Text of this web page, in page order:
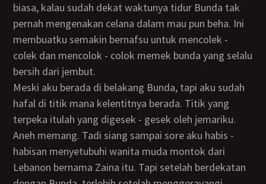
biasa, kalau sudah dekat waktunya tidur Bunda tak
pernah mengenakan celana dalam mau pun beha. Ini
membuatku semakin bernafsu untuk mencolek -
colek dan mencolok - colok memek bunda yang selalu
bersih dari jembut.
Meski aku berada di belakang Bunda, tapi aku sudah
hafal di titik mana kelentitnya berada. Titik yang
terpeka itulah yang digesek - gesek oleh jemariku.
Aneh memang. Tadi siang sampai sore aku habis -
habisan menyetubuhi wanita muda montok dari
Lebanon bernama Zaina itu. Tapi setelah berdekatan